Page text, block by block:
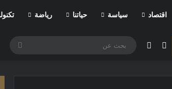
اقتصاد سياسة حياتنا رياضة
مقال عشوائي
الوضع المظلم